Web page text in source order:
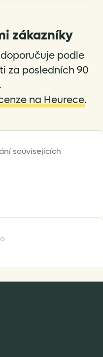
options
may
be
chosen
on
product
zákazníky
podle
za posledních 90
na Heurece.
souvisejících